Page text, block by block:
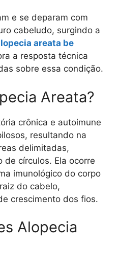
e se deparam com
cabeludo, surgindo a
areata be
a resposta técnica
sobre essa condição.
Areata?
crônica e autoimune
resultando na
delimitadas,
de círculos. Ela ocorre
imunológico do corpo
do cabelo,
crescimento dos fios.
Alopecia